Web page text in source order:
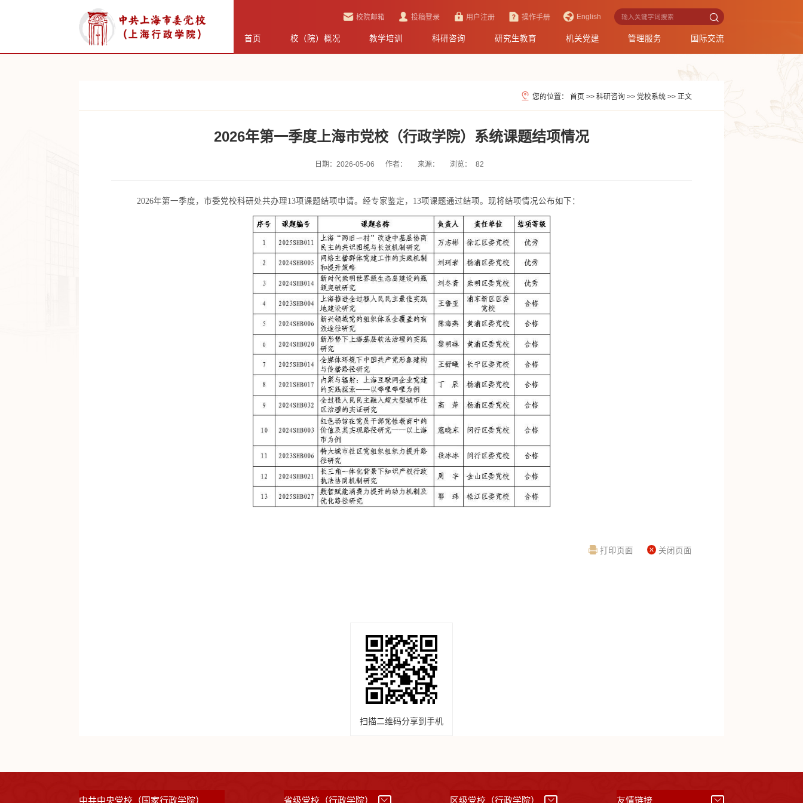
校院邮箱 投稿登录 用户注册 操作手册 English
首页 校（院）概况 教学培训 科研咨询 研究生教育 机关党建 管理服务 国际交流
您的位置： 首页 >> 科研咨询 >> 党校系统 >> 正文
2026年第一季度上海市党校（行政学院）系统课题结项情况
日期：2026-05-06 作者： 来源： 浏览： 82
2026年第一季度，市委党校科研处共办理13项课题结项申请。经专家鉴定，13项课题通过结项。现将结项情况公布如下：
打印页面 关闭页面
扫描二维码分享到手机
中共中央党校（国家行政学院） 省级党校（行政学院） 区级党校（行政学院） 友情链接